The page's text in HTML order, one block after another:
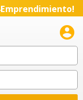
Emprendimiento!
